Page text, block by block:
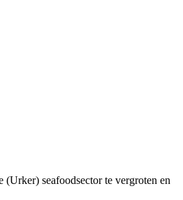
seafoodsector te vergroten en